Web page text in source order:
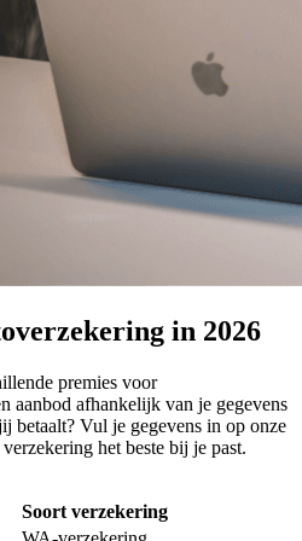
in 2026
premies voor
aanbod afhankelijk van je gegevens
betaalt? Vul je gegevens in op onze
het beste bij je past.
Soort verzekering